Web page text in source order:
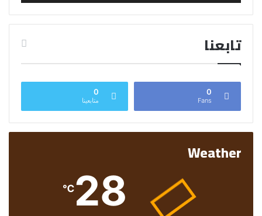
تابعنا
0
Fans
0
متابعينا
Weather
28
℃